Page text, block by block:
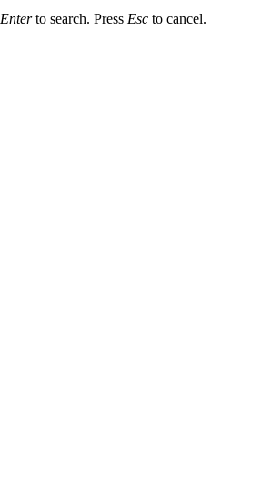
Enterto search. Press Esc to cancel.